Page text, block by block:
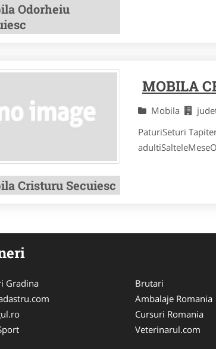
Odorheiu
Cristuru Secuiesc
MOBILA
Mobila
PaturiSeturi
Gradina
Brutari
Ambalaje Romania
Cursuri Romania
Veterinarul.com